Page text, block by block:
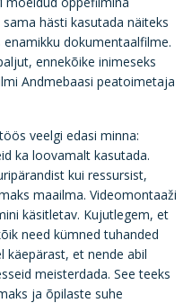
hästi kasutada näiteks
dokumentaalfilme.
ennekõike inimeseks
Andmebaasi peatoimetaja
veelgi edasi minna:
ka loovamalt kasutada.
kui ressursist,
maailma. Videomontaaži
käsitletav. Kujutlegem, et
need kümned tuhanded
et nende abil
meisterdada. See teeks
ja õpilaste suhe